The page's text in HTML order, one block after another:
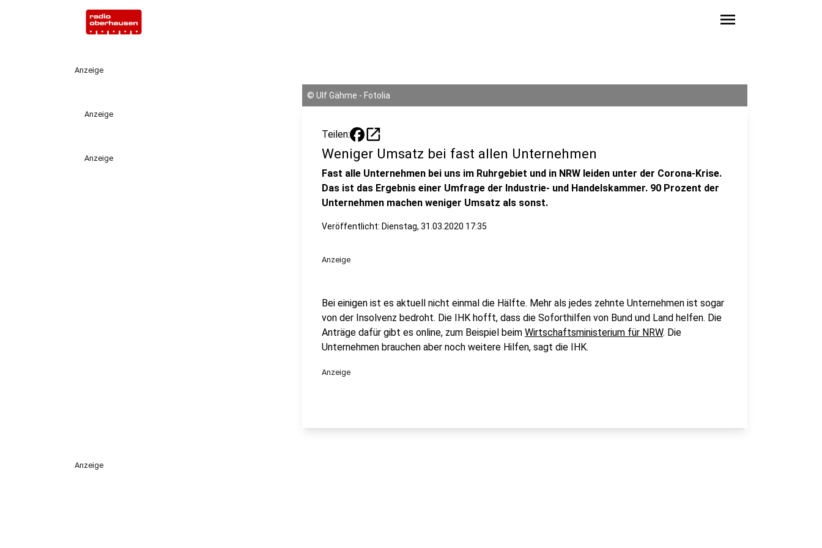
menu
Anzeige
Anzeige
Anzeige
© Ulf Gähme - Fotolia
Teilen: open_in_new
Weniger Umsatz bei fast allen Unternehmen
Fast alle Unternehmen bei uns im Ruhrgebiet und in NRW leiden unter der Corona-Krise.
Das ist das Ergebnis einer Umfrage der Industrie- und Handelskammer. 90 Prozent der
Unternehmen machen weniger Umsatz als sonst.
Veröffentlicht: Dienstag, 31.03.2020 17:35
Anzeige
Bei einigen ist es aktuell nicht einmal die Hälfte . Mehr als jedes zehnte Unternehmen ist sogar
von der Insolvenz bedroht. Die IHK hofft, dass die Soforthilfen von Bund und Land helfen. Die
Anträge dafür gibt es online, zum Beispiel beim Wirtschaftsministerium für NRW. Die
Unternehmen brauchen aber noch weitere Hilfen, sagt die IHK.
Anzeige
Anzeige